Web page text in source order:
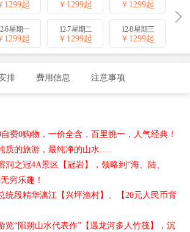
1299起 ￥ 1299起 ￥ 1299起
6 星期一
1299起
12-7 星期二
￥ 1299起
12-8 星期三
￥ 1299起
排 费用信息 注意事项
费0购物，一价全含，百里挑一，人气经典！
质的旅游，最纯净的山水.....
之冠4A景区【冠岩】，领略到“海、陆、
穷乐趣！
段精华漓江【兴坪渔村】、【20元人民币背
“阳朔山水代表作”【遇龙河多人竹筏】，沉